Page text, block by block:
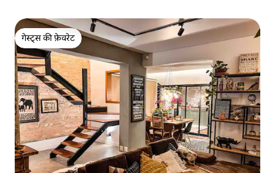
गेस्ट्स की फ़ेवरेट
गेस्ट्स की फ़ेवरेट